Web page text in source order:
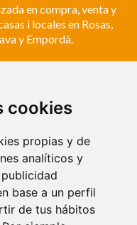
cookies
propias y de
analíticos y
base a un perfil
de tus hábitos
en compra, venta y
i locales en Rosas,
y Empordà.
64